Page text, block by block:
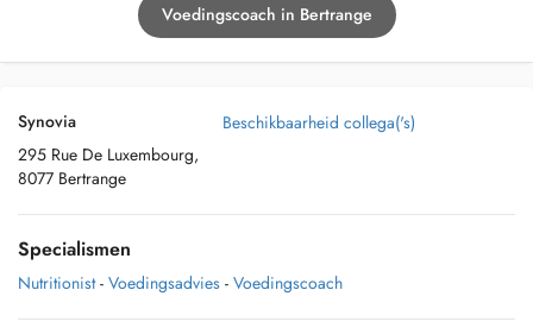
Voedingscoach in Bertrange
Synovia
295 Rue De Luxembourg,
8077 Bertrange
Beschikbaarheid collega('s)
Specialismen
Nutritionist - Voedingsadvies - Voedingscoach